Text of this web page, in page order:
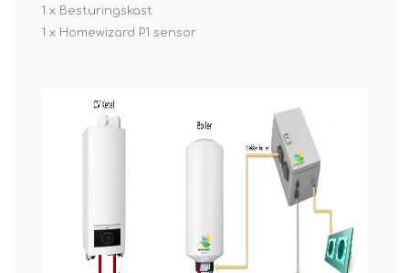
1 x Besturingskast
1 x Homewizard P1 sensor